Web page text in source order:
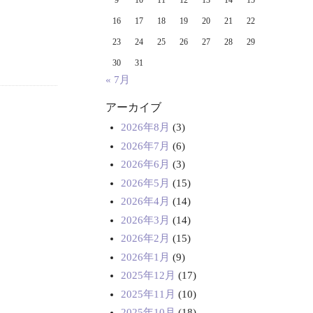
16 17 18 19 20 21 22
23 24 25 26 27 28 29
30 31
« 7月
アーカイブ
2026年8月 (3)
2026年7月 (6)
2026年6月 (3)
2026年5月 (15)
2026年4月 (14)
2026年3月 (14)
2026年2月 (15)
2026年1月 (9)
2025年12月 (17)
2025年11月 (10)